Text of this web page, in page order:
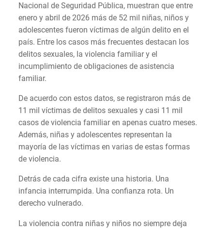
Nacional de Seguridad Pública, muestran que entre
enero y abril de 2026 más de 52 mil niñas, niños y
adolescentes fueron víctimas de algún delito en el
país. Entre los casos más frecuentes destacan los
delitos sexuales, la violencia familiar y el
incumplimiento de obligaciones de asistencia
familiar.
De acuerdo con estos datos, se registraron más de
11 mil víctimas de delitos sexuales y casi 11 mil
casos de violencia familiar en apenas cuatro meses.
Además, niñas y adolescentes representan la
mayoría de las víctimas en varias de estas formas
de violencia.
Detrás de cada cifra existe una historia. Una
infancia interrumpida. Una confianza rota. Un
derecho vulnerado.
La violencia contra niñas y niños no siempre deja